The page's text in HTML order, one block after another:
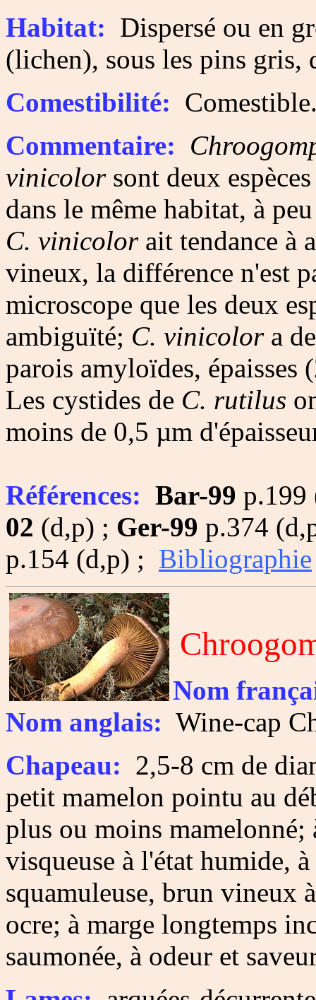
Habitat: Dispersé ou en
(lichen), sous les pins gris,
Comestibilité:
Commentaire:
vinicolorsont deux
dans le même habitat, à
C. vinicolorait tendance à
vineux, la différence n'est
microscope que les deux
ambiguïté; C. vinicolora
parois amyloïdes, épaisses
Les cystides de C. rutilus
moins de 0,5 µm
Références: Bar-99
02 (d,p) ; Ger-99 p.374
p.154 (d,p) ; Bibliographie
Nom
Nom anglais: Wine-cap
Chapeau: 2,5-8 cm de
petit mamelon pointu au
plus ou moins mamelonné;
visqueuse à l'état humide,
squamuleuse, brun vineux
ocre; à marge longtemps
saumonée, à odeur et